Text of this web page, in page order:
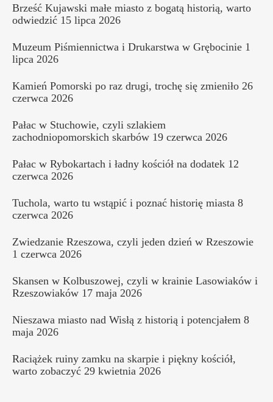
Brześć Kujawski małe miasto z bogatą historią, warto
odwiedzić 15 lipca 2026
Muzeum Piśmiennictwa i Drukarstwa w Grębocinie 1
lipca 2026
Kamień Pomorski po raz drugi, trochę się zmieniło 26
czerwca 2026
Pałac w Stuchowie, czyli szlakiem
zachodniopomorskich skarbów 19 czerwca 2026
Pałac w Rybokartach i ładny kościół na dodatek 12
czerwca 2026
Tuchola, warto tu wstąpić i poznać historię miasta 8
czerwca 2026
Zwiedzanie Rzeszowa, czyli jeden dzień w Rzeszowie
1 czerwca 2026
Skansen w Kolbuszowej, czyli w krainie Lasowiaków i
Rzeszowiaków 17 maja 2026
Nieszawa miasto nad Wisłą z historią i potencjałem 8
maja 2026
Raciążek ruiny zamku na skarpie i piękny kościół,
warto zobaczyć 29 kwietnia 2026